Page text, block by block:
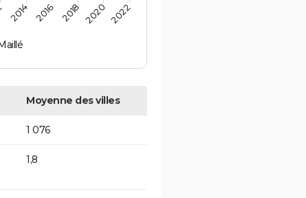
2014 2016 2018 2020 2022
Moyenne des villes
1 076
1,8